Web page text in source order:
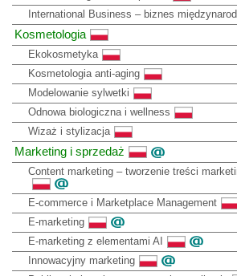
International Business – biznes
Kosmetologia
Ekokosmetyka
Kosmetologia anti-aging
Modelowanie sylwetki
Odnowa biologiczna i wellness
Wizaż i stylizacja
Marketing i sprzedaż
Content marketing – tworzenie treści
E-commerce i Marketplace Management
E-marketing
E-marketing z elementami AI
Innowacyjny marketing